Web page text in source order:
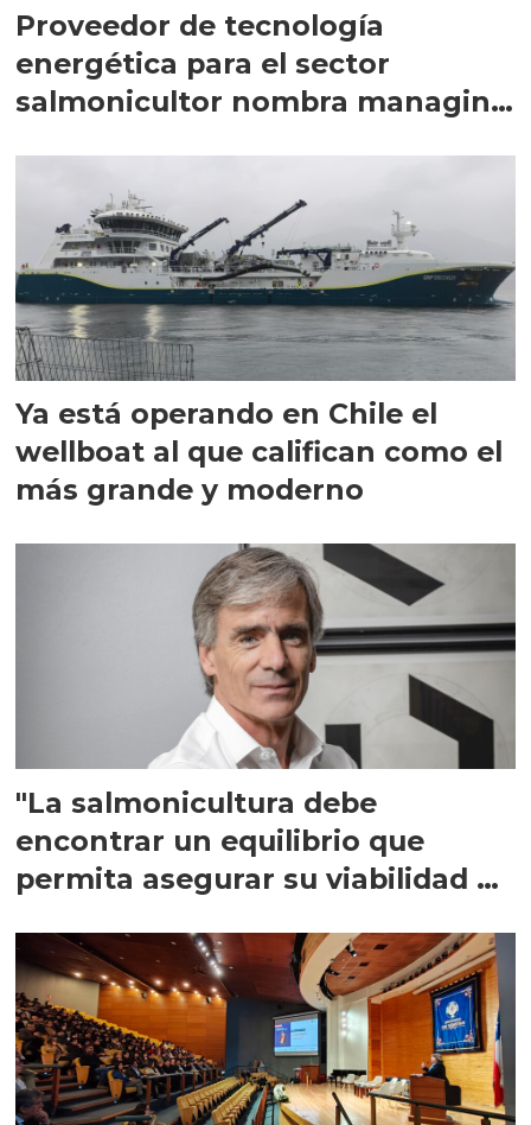
Proveedor de tecnología
energética para el sector
salmonicultor nombra managing
Ya está operando en Chile el
wellboat al que califican como el
más grande y moderno
"La salmonicultura debe
encontrar un equilibrio que
permita asegurar su viabilidad de